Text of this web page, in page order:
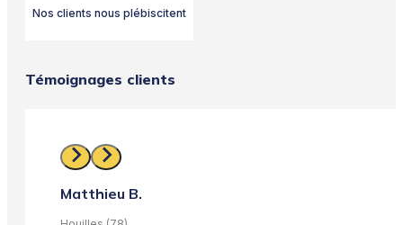
Nos clients nous plébiscitent
Témoignages clients
Matthieu B.